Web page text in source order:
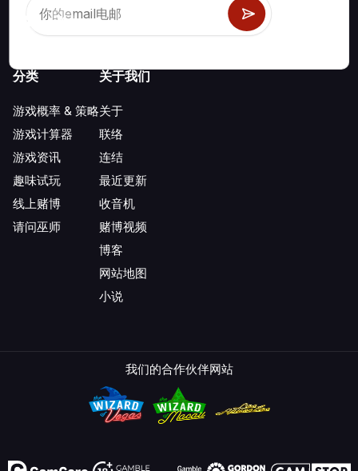
分类
游戏概率 & 策略
游戏计算器
游戏资讯
趣味试玩
线上赌博
请问巫师
关于我们
关于
联络
连结
最近更新
收音机
赌博视频
博客
网站地图
小说
我们的合作伙伴网站